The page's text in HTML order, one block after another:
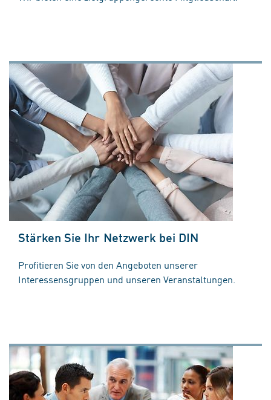
Stärken Sie Ihr Netzwerk bei DIN
Profitieren Sie von den Angeboten unserer
Interessensgruppen und unseren Veranstaltungen.